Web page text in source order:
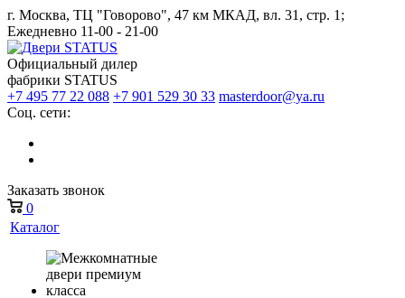
г. Москва, ТЦ "Говорово", 47 км МКАД, вл. 31, стр. 1;
Ежедневно 11-00 - 21-00
Официальный дилер
фабрики STATUS
+7 495 77 22 088 +7 901 529 30 33 masterdoor@ya.ru
Соц. сети:
Заказать звонок
0
Каталог